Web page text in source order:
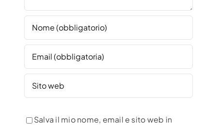
Salva il mio nome, email e sito web in